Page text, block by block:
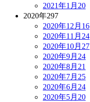
2021年1月 20
2020年297
2020年12月 16
2020年11月 24
2020年10月 27
2020年9月 24
2020年8月 21
2020年7月 25
2020年6月 24
2020年5月 20